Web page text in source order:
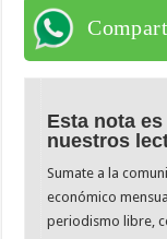
Esta nota
nuestros
Sumate a la
económico
periodismo libre,